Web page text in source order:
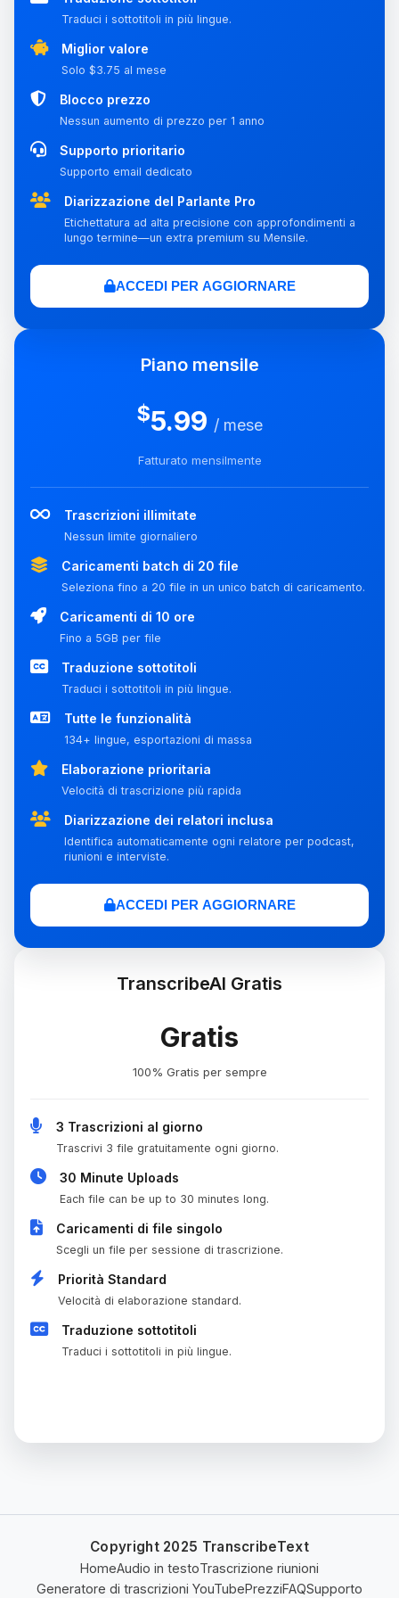
TranscribeAI Gratis
Gratis
100% Gratis per sempre
3 Trascrizioni al giorno
Trascrivi 3 file gratuitamente ogni giorno.
30 Minute Uploads
Each file can be up to 30 minutes long.
Caricamenti di file singolo
Scegli un file per sessione di trascrizione.
Priorità Standard
Velocità di elaborazione standard.
Traduzione sottotitoli
Traduci i sottotitoli in più lingue.
Piano mensile
$5.99 / mese
Fatturato mensilmente
Trascrizioni illimitate
Nessun limite giornaliero
Caricamenti batch di 20 file
Seleziona fino a 20 file in un unico batch di caricamento.
Caricamenti di 10 ore
Fino a 5GB per file
Traduzione sottotitoli
Traduci i sottotitoli in più lingue.
Tutte le funzionalità
134+ lingue, esportazioni di massa
Elaborazione prioritaria
Velocità di trascrizione più rapida
Diarizzazione dei relatori inclusa
Identifica automaticamente ogni relatore per podcast,
riunioni e interviste.
ACCEDI PER AGGIORNARE
Traduci i sottotitoli in più lingue.
Miglior valore
Solo $3.75 al mese
Blocco prezzo
Nessun aumento di prezzo per 1 anno
Supporto prioritario
Supporto email dedicato
Diarizzazione del Parlante Pro
Etichettatura ad alta precisione con approfondimenti a
lungo termine—un extra premium su Mensile.
ACCEDI PER AGGIORNARE
Copyright 2025 TranscribeText
HomeAudio in testoTrascrizione riunioni
Generatore di trascrizioni YouTubePrezziFAQSupporto